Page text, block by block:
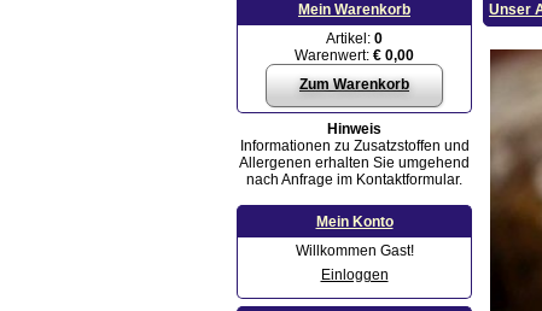
Mein Warenkorb
Artikel: 0
Warenwert: € 0,00
Zum Warenkorb
Hinweis
Informationen zu Zusatzstoffen und
Allergenen erhalten Sie umgehend
nach Anfrage im Kontaktformular.
Mein Konto
Willkommen Gast!
Einloggen
Unser